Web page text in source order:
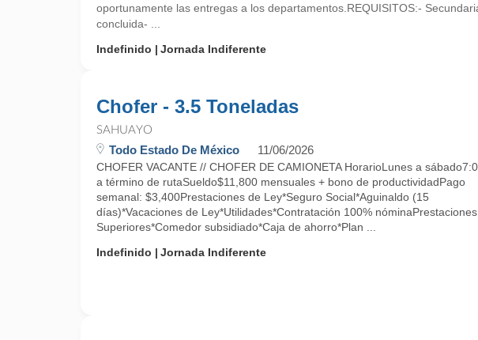
oportunamente las entregas a los departamentos.REQUISITOS:-
concluida- ...
Indefinido
Jornada Indiferente
Chofer - 3.5 Toneladas
SAHUAYO
Todo Estado De México 11/06/2026
CHOFER VACANTE // CHOFER DE CAMIONETA HorarioLunes a
a término de rutaSueldo$11,800 mensuales + bono de productividadPago
semanal: $3,400Prestaciones de Ley*Seguro Social*Aguinaldo (15
días)*Vacaciones de Ley*Utilidades*Contratación 100% nóminaPrestaciones
Superiores*Comedor subsidiado*Caja de ahorro*Plan ...
Indefinido
Jornada Indiferente